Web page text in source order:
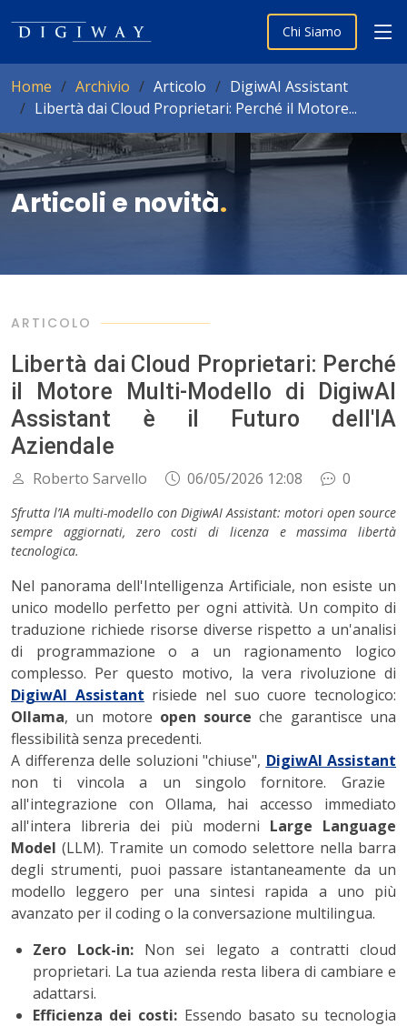
Chi Siamo
Home Archivio Articolo
DigiwAI Assistant
Libertà dai Cloud Proprietari: Perché il Motore...
Articoli e novità.
ARTICOLO
Libertà dai Cloud Proprietari: Perché
il Motore Multi-Modello di DigiwAI
Assistant è il Futuro dell'IA
Aziendale
Roberto Sarvello 06/05/2026 12:08 0
Sfrutta l’IA multi-modello con DigiwAI Assistant: motori open source
sempre aggiornati, zero costi di licenza e massima libertà
tecnologica.
Nel panorama dell'Intelligenza Artificiale, non esiste un
unico modello perfetto per ogni attività. Un compito di
traduzione richiede risorse diverse rispetto a un'analisi
di programmazione o a un ragionamento logico
complesso. Per questo motivo, la vera rivoluzione di
DigiwAI Assistant risiede nel suo cuore tecnologico:
Ollama, un motore open source che garantisce una
flessibilità senza precedenti.
A differenza delle soluzioni "chiuse", DigiwAI Assistant
non ti vincola a un singolo fornitore. Grazie
all'integrazione con Ollama, hai accesso immediato
all'intera libreria dei più moderni Large Language
Model (LLM). Tramite un comodo selettore nella barra
degli strumenti, puoi passare istantaneamente da un
modello leggero per una sintesi rapida a uno più
avanzato per il coding o la conversazione multilingua.
Zero Lock-in: Non sei legato a contratti cloud
proprietari. La tua azienda resta libera di cambiare e
adattarsi.
Efficienza dei costi: Essendo basato su tecnologia